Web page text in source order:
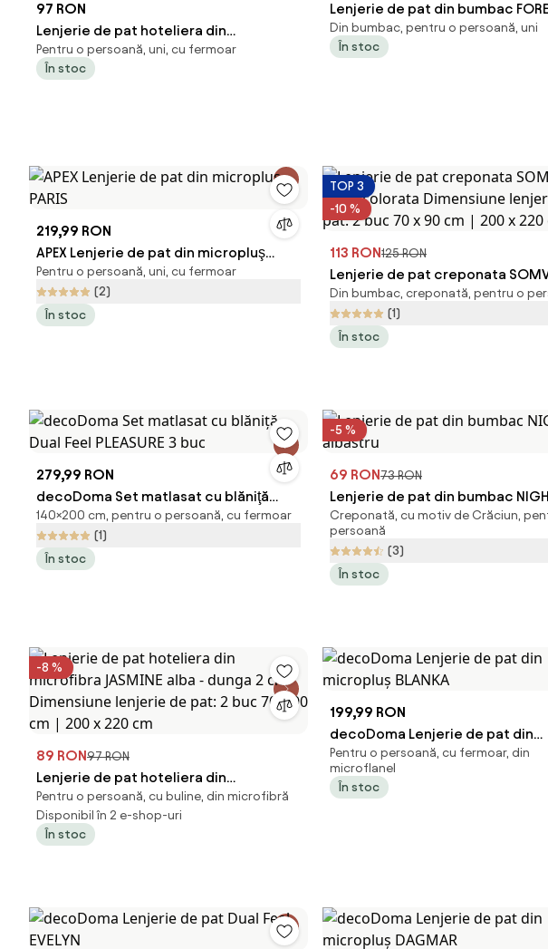
97 RON
Lenjerie de pat hoteliera din
microfibra JASMINE menta - dunga 2
cm Dimensiunile lenjeriei: 2 buc 70 x 90
Pentru o persoană, uni, cu fermoar
În stoc
Lenjerie de pat din bumbac
COLOURS piersica Dimensiune
de pat: 60 x 70 cm | 140 x 220 cm
Din bumbac, pentru o persoană, uni
În stoc
219,99 RON
APEX Lenjerie de pat din micropluş
PARIS
Pentru o persoană, uni, cu fermoar
(2)
În stoc
TOP 3
-10 %
113 RON125 RON
Lenjerie de pat creponata
POLY colorata Dimensiune
pat: 2 buc 70 x 90 cm | 200 x 220
Din bumbac, creponată, pentru o
(1)
În stoc
279,99 RON
decoDoma Set matlasat cu blăniţă
Dual Feel PLEASURE 3 buc
140×200 cm, pentru o persoană, cu fermoar
(1)
În stoc
-5 %
69 RON73 RON
Lenjerie de pat din bumbac
albastru
Creponată, cu motiv de Crăciun,
persoană
(3)
În stoc
-8 %
89 RON97 RON
Lenjerie de pat hoteliera din
microfibra JASMINE alba - dunga 2 cm
Dimensiune lenjerie de pat: 2 buc 70 x
90 cm | 200 x 220 cm
Pentru o persoană, cu buline, din microfibră
Disponibil în 2 e-shop-uri
În stoc
199,99 RON
decoDoma Lenjerie de pat din
micropluș BLANKA
Pentru o persoană, cu fermoar, din
microflanel
În stoc